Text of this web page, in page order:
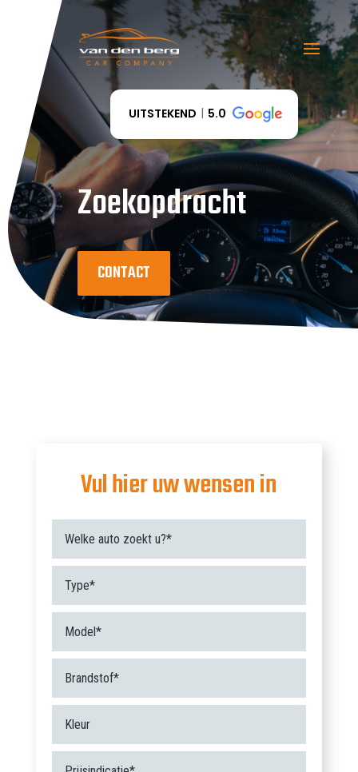
UITSTEKEND 5.0
Zoekopdracht
CONTACT
Vul hier uw wensen in